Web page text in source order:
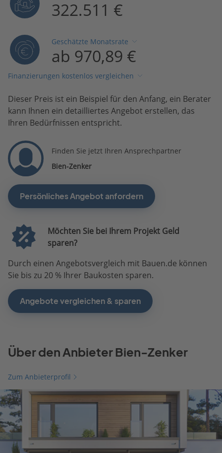
322.511 €
Geschätzte Monatsrate
ab 970,89 €
Finanzierungen kostenlos vergleichen
Dieser Preis ist ein Beispiel für den Anfang, ein Berater
kann Ihnen ein detailliertes Angebot erstellen, das
Ihren Bedürfnissen entspricht.
Finden Sie jetzt Ihren Ansprechpartner
Bien-Zenker
Persönliches Angebot anfordern
Möchten Sie bei Ihrem Projekt Geld
sparen?
Durch einen Angebotsvergleich mit Bauen.de können
Sie bis zu 20 % Ihrer Baukosten sparen.
Angebote vergleichen & sparen
Über den Anbieter Bien-Zenker
Zum Anbieterprofil